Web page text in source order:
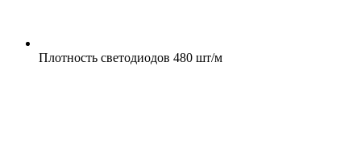
Плотность светодиодов 480 шт/м